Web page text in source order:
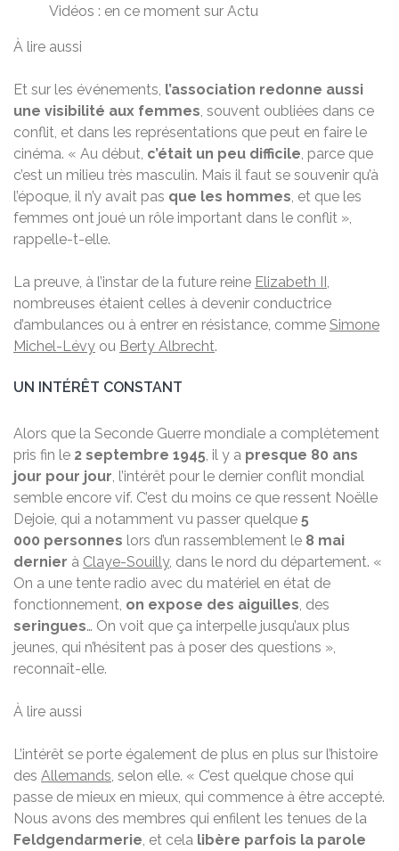
Vidéos : en ce moment sur Actu
À lire aussi
Et sur les événements, l’association redonne aussi
une visibilité aux femmes, souvent oubliées dans ce
conflit, et dans les représentations que peut en faire le
cinéma. « Au début, c’était un peu difficile, parce que
c’est un milieu très masculin. Mais il faut se souvenir qu’à
l’époque, il n’y avait pas que les hommes, et que les
femmes ont joué un rôle important dans le conflit »,
rappelle-t-elle.
La preuve, à l’instar de la future reine Elizabeth II,
nombreuses étaient celles à devenir conductrice
d’ambulances ou à entrer en résistance, comme Simone
Michel-Lévy ou Berty Albrecht.
UN INTÉRÊT CONSTANT
Alors que la Seconde Guerre mondiale a complètement
pris fin le 2 septembre 1945, il y a presque 80 ans
jour pour jour, l’intérêt pour le dernier conflit mondial
semble encore vif. C’est du moins ce que ressent Noëlle
Dejoie, qui a notamment vu passer quelque 5
000 personnes lors d’un rassemblement le 8 mai
dernier à Claye-Souilly, dans le nord du département. «
On a une tente radio avec du matériel en état de
fonctionnement, on expose des aiguilles, des
seringues… On voit que ça interpelle jusqu’aux plus
jeunes, qui n’hésitent pas à poser des questions »,
reconnaît-elle.
À lire aussi
L’intérêt se porte également de plus en plus sur l’histoire
des Allemands, selon elle. « C’est quelque chose qui
passe de mieux en mieux, qui commence à être accepté.
Nous avons des membres qui enfilent les tenues de la
Feldgendarmerie, et cela libère parfois la parole